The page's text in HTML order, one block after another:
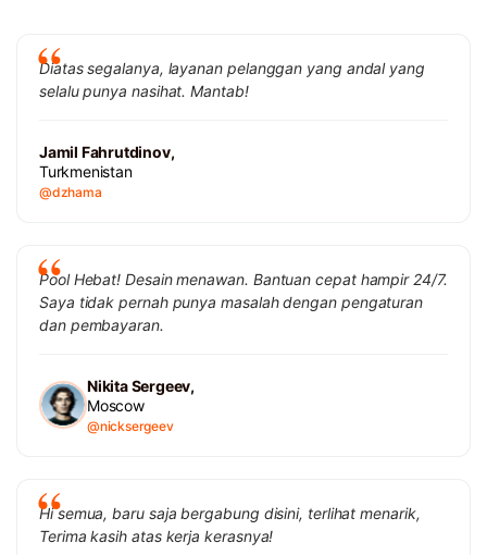
Diatas segalanya, layanan pelanggan yang andal yang
selalu punya nasihat. Mantab!
Jamil Fahrutdinov,
Turkmenistan
@dzhama
Pool Hebat! Desain menawan. Bantuan cepat hampir 24/7.
Saya tidak pernah punya masalah dengan pengaturan
dan pembayaran.
Nikita Sergeev,
Moscow
@nicksergeev
Hi semua, baru saja bergabung disini, terlihat menarik,
Terima kasih atas kerja kerasnya!